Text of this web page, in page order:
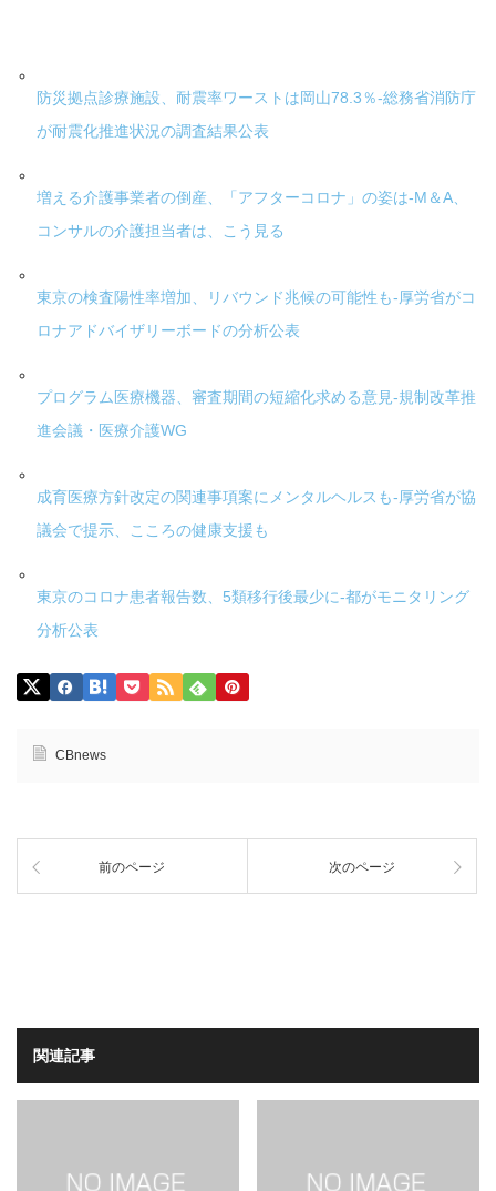
防災拠点診療施設、耐震率ワーストは岡山78.3％-総務省消防庁
が耐震化推進状況の調査結果公表
増える介護事業者の倒産、「アフターコロナ」の姿は-M＆A、
コンサルの介護担当者は、こう見る
東京の検査陽性率増加、リバウンド兆候の可能性も-厚労省がコ
ロナアドバイザリーボードの分析公表
プログラム医療機器、審査期間の短縮化求める意見-規制改革推
進会議・医療介護WG
成育医療方針改定の関連事項案にメンタルヘルスも-厚労省が協
議会で提示、こころの健康支援も
東京のコロナ患者報告数、5類移行後最少に-都がモニタリング
分析公表
CBnews
前のページ 次のページ
関連記事